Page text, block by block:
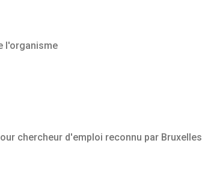
l'organisme
chercheur d'emploi reconnu par Bruxelles